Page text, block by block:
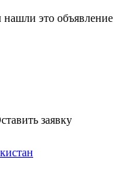
это объявление
заявку